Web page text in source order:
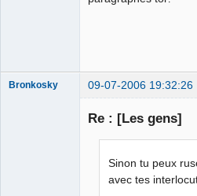
Bronkosky 09-07-2006 19:32:26
Re : [Les gens]
Sinon tu peux
avec tes